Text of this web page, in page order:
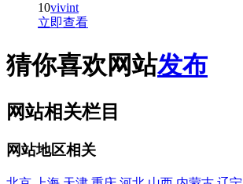
10vivint
立即查看
猜你喜欢网站发布
网站相关栏目
网站地区相关